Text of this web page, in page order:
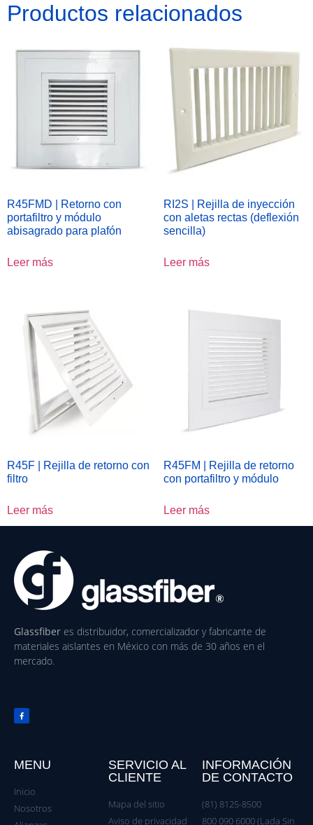
Productos relacionados
R45FMD | Retorno con
portafiltro y módulo
abisagrado para plafón
Leer más
RI2S | Rejilla de inyección
con aletas rectas (deflexión
sencilla)
Leer más
R45F | Rejilla de retorno con
filtro
Leer más
R45FM | Rejilla de retorno
con portafiltro y módulo
Leer más
Glassfiber es distribuidor, comercializador y fabricante de
materiales aislantes en México con más de 30 años en el
mercado.
MENU
Inicio
Nosotros
SERVICIO AL
CLIENTE
Mapa del sitio
Aviso de privacidad
INFORMACIÓN
DE CONTACTO
(81) 8125-8500
800 090 6000 (Lada Sin